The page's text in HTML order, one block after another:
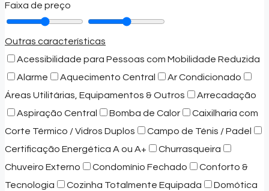
Faixa de preço
Outras características
Acessibilidade para Pessoas com Mobilidade Reduzida
Alarme
Aquecimento Central
Ar Condicionado
Áreas Utilitárias, Equipamentos & Outros
Arrecadação
Aspiração Central
Bomba de Calor
Caixilharia com
Corte Térmico / Vidros Duplos
Campo de Ténis / Padel
Certificação Energética A ou A+
Churrasqueira
Chuveiro Externo
Condomínio Fechado
Conforto &
Tecnologia
Cozinha Totalmente Equipada
Domótica